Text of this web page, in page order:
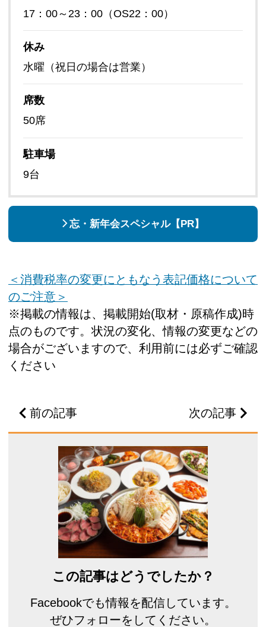
17：00～23：00（OS22：00）
休み
水曜（祝日の場合は営業）
席数
50席
駐車場
9台
忘・新年会スペシャル【PR】
＜消費税率の変更にともなう表記価格について
のご注意＞
※掲載の情報は、掲載開始(取材・原稿作成)時
点のものです。状況の変化、情報の変更などの
場合がございますので、利用前には必ずご確認
ください
前の記事 次の記事
この記事はどうでしたか？
Facebookでも情報を配信しています。
ぜひフォローをしてください。